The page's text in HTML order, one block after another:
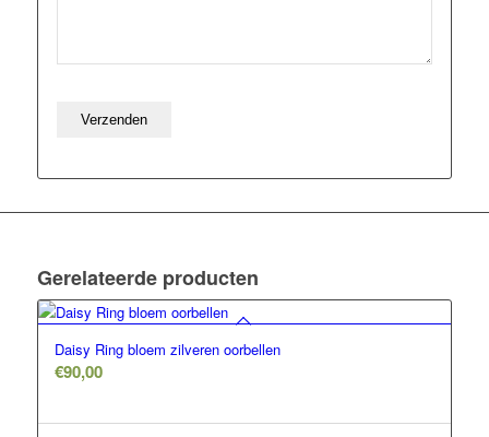
Gerelateerde producten
Daisy Ring bloem zilveren oorbellen
€90,00